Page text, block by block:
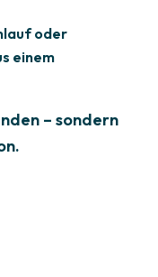
oder
einem
– sondern